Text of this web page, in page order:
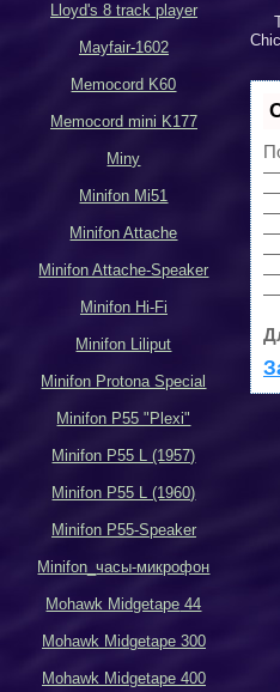
Lloyd's 8 track player
Mayfair-1602
Memocord K60
Memocord mini K177
Miny
Minifon Mi51
Minifon Attache
Minifon Attache-Speaker
Minifon Hi-Fi
Minifon Liliput
Minifon Protona Special
Minifon P55 "Plexi"
Minifon P55 L (1957)
Minifon P55 L (1960)
Minifon P55-Speaker
Minifon_часы-микрофон
Mohawk Midgetape 44
Mohawk Midgetape 300
Mohawk Midgetape 400
—
—
—
—
—
—
—